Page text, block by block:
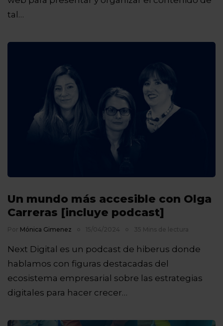
tal…
Un mundo más accesible con Olga
Carreras [incluye podcast]
Por Mónica Gimenez 15/04/2024 35 Mins de lectura
Next Digital es un podcast de hiberus donde
hablamos con figuras destacadas del
ecosistema empresarial sobre las estrategias
digitales para hacer crecer…